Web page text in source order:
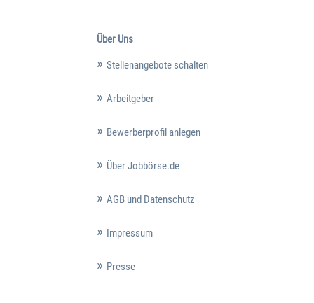
Über Uns
Stellenangebote schalten
Arbeitgeber
Bewerberprofil anlegen
Über Jobbörse.de
AGB und Datenschutz
Impressum
Presse